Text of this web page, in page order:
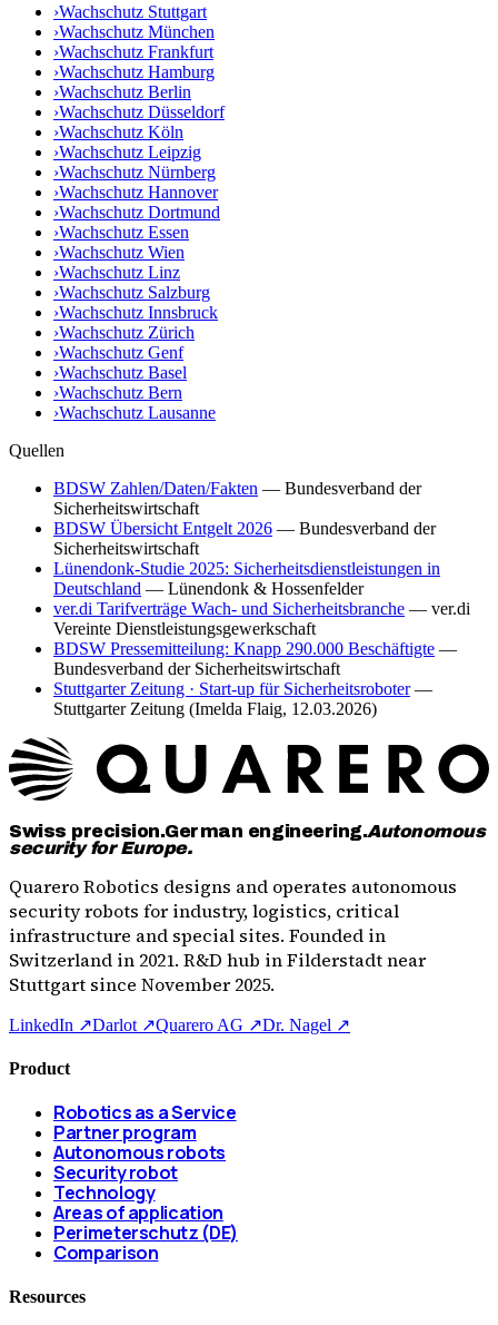
›Wachschutz Stuttgart
›Wachschutz München
›Wachschutz Frankfurt
›Wachschutz Hamburg
›Wachschutz Berlin
›Wachschutz Düsseldorf
›Wachschutz Köln
›Wachschutz Leipzig
›Wachschutz Nürnberg
›Wachschutz Hannover
›Wachschutz Dortmund
›Wachschutz Essen
›Wachschutz Wien
›Wachschutz Linz
›Wachschutz Salzburg
›Wachschutz Innsbruck
›Wachschutz Zürich
›Wachschutz Genf
›Wachschutz Basel
›Wachschutz Bern
›Wachschutz Lausanne
Quellen
BDSW Zahlen/Daten/Fakten — Bundesverband der
Sicherheitswirtschaft
BDSW Übersicht Entgelt 2026 — Bundesverband der
Sicherheitswirtschaft
Lünendonk-Studie 2025: Sicherheitsdienstleistungen in
Deutschland — Lünendonk & Hossenfelder
ver.di Tarifverträge Wach- und Sicherheitsbranche — ver.di
Vereinte Dienstleistungsgewerkschaft
BDSW Pressemitteilung: Knapp 290.000 Beschäftigte —
Bundesverband der Sicherheitswirtschaft
Stuttgarter Zeitung · Start-up für Sicherheitsroboter —
Stuttgarter Zeitung (Imelda Flaig, 12.03.2026)
Swiss precision.German engineering.Autonomous
security for Europe.
Quarero Robotics designs and operates autonomous
security robots for industry, logistics, critical
infrastructure and special sites. Founded in
Switzerland in 2021. R&D hub in Filderstadt near
Stuttgart since November 2025.
LinkedIn ↗Darlot ↗Quarero AG ↗Dr. Nagel ↗
Product
Robotics as a Service
Partner program
Autonomous robots
Security robot
Technology
Areas of application
Perimeterschutz (DE)
Comparison
Resources